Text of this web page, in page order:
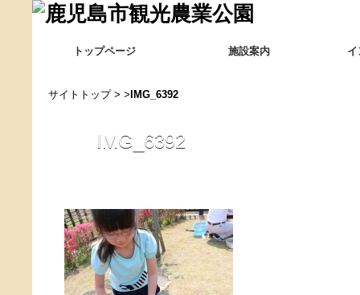
トップページ 施設案内
サイトトップ> > IMG_6392
IMG_6392